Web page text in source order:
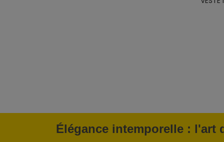
Élégance intemporelle : l'art